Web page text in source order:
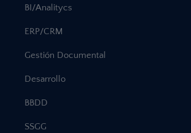
BI/Analitycs
ERP/CRM
Gestión Documental
Desarrollo
BBDD
SSGG